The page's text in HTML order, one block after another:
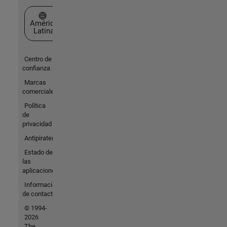
Seleccione un país/idioma
América
Latina
Centro de
confianza
Marcas
comerciales
Política
de
privacidad
Antipiratería
Estado de
las
aplicaciones
Información
de contacto
© 1994-
2026